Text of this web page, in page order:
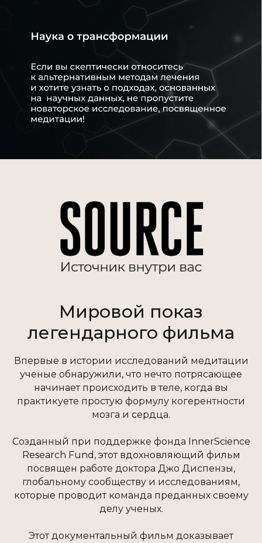
Мировой показ
легендарного фильма
Впервые в истории исследований медитации
ученые обнаружили, что нечто потрясающее
начинает происходить в теле, когда вы
практикуете простую формулу когерентности
мозга и сердца.
Созданный при поддержке фонда InnerScience
Research Fund, этот вдохновляющий фильм
посвящен работе доктора Джо Диспензы,
глобальному сообществу и исследованиям,
которые проводит команда преданных своему
делу ученых.
Этот документальный фильм доказывает